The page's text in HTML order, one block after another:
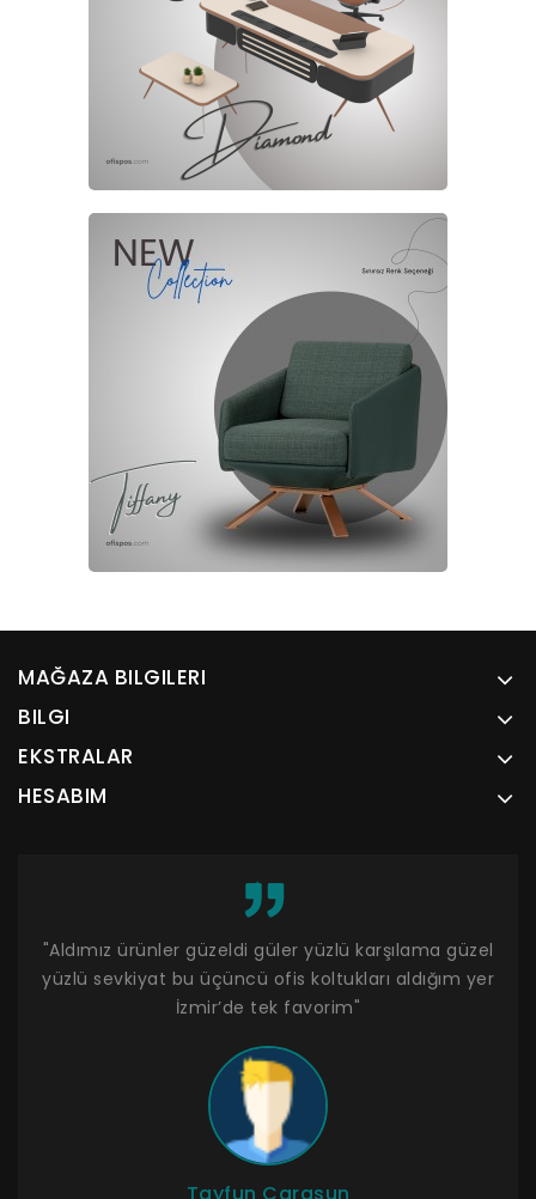
MAĞAZA BILGILERI
BILGI
EKSTRALAR
HESABIM
"Aldımız ürünler güzeldi güler yüzlü karşılama güzel
yüzlü sevkiyat bu üçüncü ofis koltukları aldığım yer
İzmir’de tek favorim"
Tayfun Carasun